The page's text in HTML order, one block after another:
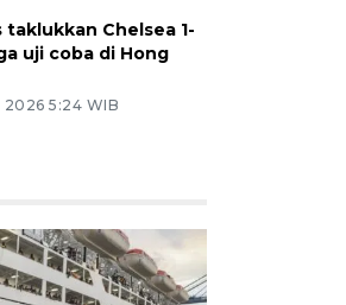
taklukkan Chelsea 1-
uji coba di Hong
5:24 WIB